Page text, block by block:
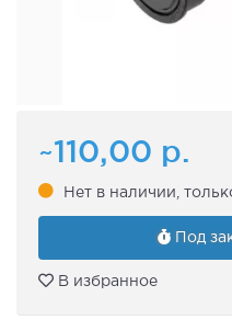
~110,00 р.
Нет в наличии,
Под
В избранное